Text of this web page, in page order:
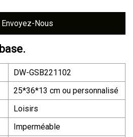
Envoyez-Nous
DW-GSB221102
25*36*13 cm ou personnalisé
Loisirs
Imperméable